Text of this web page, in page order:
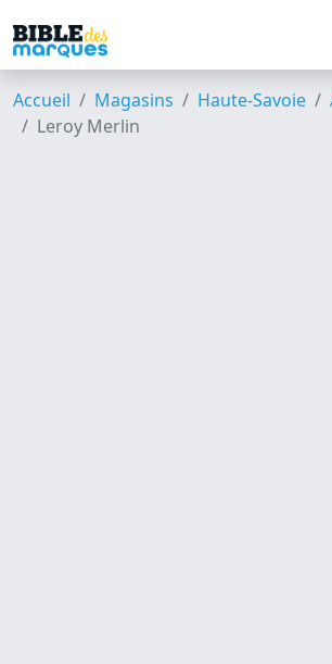
Accueil Magasins Haute-Savoie
Leroy Merlin